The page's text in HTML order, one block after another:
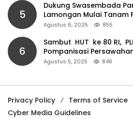
5
Dukung Swasembada
Lamongan Mulai Tanam
Agustus 6, 2025 855
6
Sambut HUT ke 80 RI,
Pompanisasi
Agustus 5, 2025 848
Privacy Policy Terms of Service
Cyber Media Guidelines